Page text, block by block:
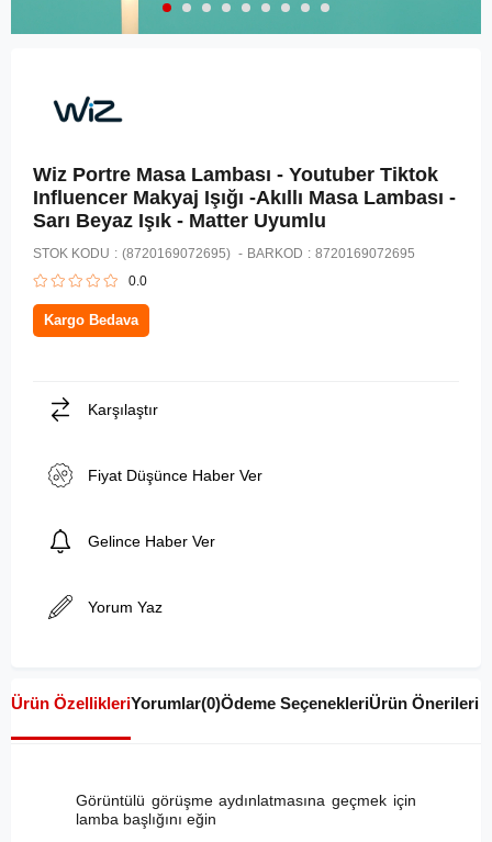
Wiz Portre Masa Lambası - Youtuber Tiktok
Influencer Makyaj Işığı -Akıllı Masa Lambası -
Sarı Beyaz Işık - Matter Uyumlu
STOK KODU (8720169072695) BARKOD : 8720169072695
0.0
Kargo Bedava
Karşılaştır
Fiyat Düşünce Haber Ver
Gelince Haber Ver
Yorum Yaz
Ürün ÖzellikleriYorumlar(0)Ödeme SeçenekleriÜrün Önerileri
Görüntülü görüşme aydınlatmasına geçmek için
lamba başlığını eğin